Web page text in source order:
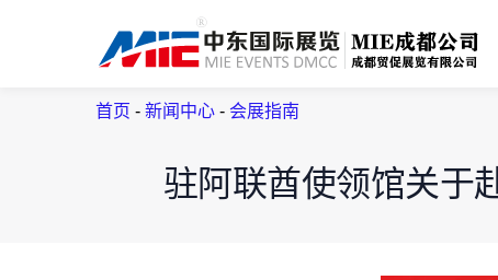
首页 - 新闻中心 - 会展指南
驻阿联酋使领馆关于